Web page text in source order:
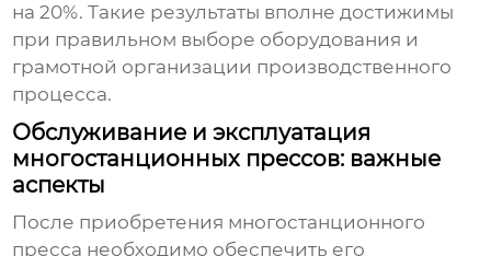
на 20%. Такие результаты вполне достижимы
при правильном выборе оборудования и
грамотной организации производственного
процесса.
Обслуживание и эксплуатация
многостанционных прессов: важные
аспекты
После приобретения многостанционного
пресса необходимо обеспечить его